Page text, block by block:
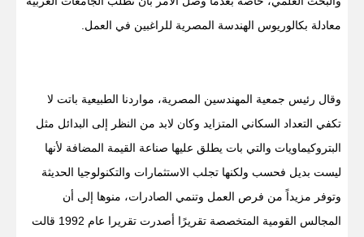
معادلة بكالوريوس الهندسة المصرية للراغبين في العمل.
وقال رئيس جمعية المهندسين المصرية، مواردنا الطبيعية باتت لا
تكفي التعداد السكاني المتزايد وكان لابد من النظر إلى البدائل مثل
البتروكيماويات والتي بات يطلق عليها صناعة القيمة المضافة لأنها
ليست بديل فحسب ولكنها تجلب الاستثمارات والتكنولوجيا الحديثة
وتوفر مزيداً من فرص العمل وتنمي الصادرات، منوها إلى أن
المجالس القومية المتخصصة تقريرًا أصدرت تقريرا عام 1992 قالت